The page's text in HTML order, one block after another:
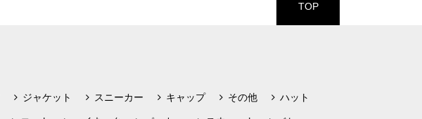
TOP
ジャケット スニーカー キャップ その他 ハット